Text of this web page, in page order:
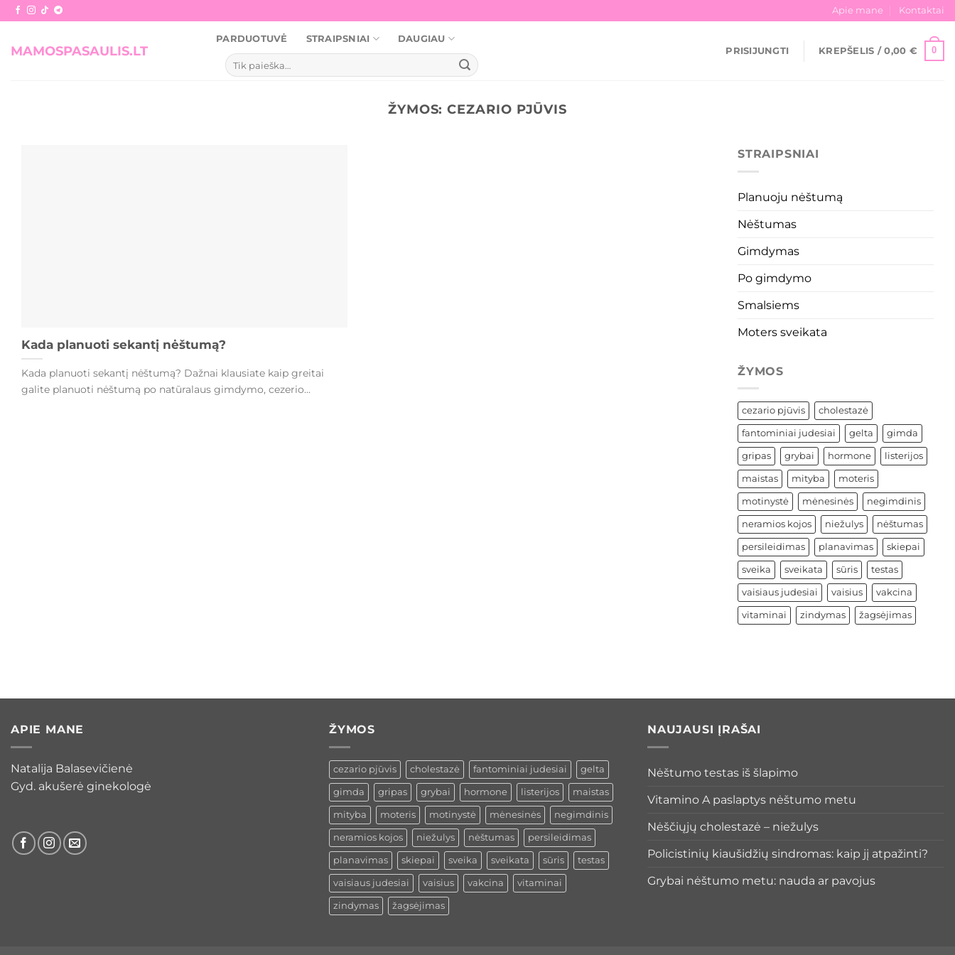
Skip
to
content
Apie mane Kontaktai
MAMOSPASAULIS.LT
PARDUOTUVĖ STRAIPSNIAI
DAUGIAU
Ieškoti:
PRISIJUNGTI KREPŠELIS /0,00 € 0
ŽYMOS:CEZARIO PJŪVIS
Kada planuoti sekantį nėštumą?
Kada planuoti sekantį nėštumą? Dažnai klausiate kaip greitai
galite planuoti nėštumą po natūralaus gimdymo, cezerio...
STRAIPSNIAI
Planuoju nėštumą
Nėštumas
Gimdymas
Po gimdymo
Smalsiems
Moters sveikata
ŽYMOS
cezario pjūvis cholestazė
fantominiai judesiai gelta gimda
gripas grybai hormone listerijos
maistas mityba moteris
motinystė mėnesinės negimdinis
neramios kojos niežulys nėštumas
persileidimas planavimas skiepai
sveika sveikata sūris testas
vaisiaus judesiai vaisius vakcina
vitaminai zindymas žagsėjimas
APIE MANE
Natalija Balasevičienė
Gyd. akušerė ginekologė
ŽYMOS
cezario pjūvis cholestazė fantominiai judesiai gelta
gimda gripas grybai hormone listerijos maistas
mityba moteris motinystė mėnesinės negimdinis
neramios kojos niežulys nėštumas persileidimas
planavimas skiepai sveika sveikata sūris testas
vaisiaus judesiai vaisius vakcina vitaminai
zindymas žagsėjimas
NAUJAUSI ĮRAŠAI
Nėštumo testas iš šlapimo
Vitamino A paslaptys nėštumo metu
Nėščiųjų cholestazė – niežulys
Policistinių kiaušidžių sindromas: kaip jį atpažinti?
Grybai nėštumo metu: nauda ar pavojus